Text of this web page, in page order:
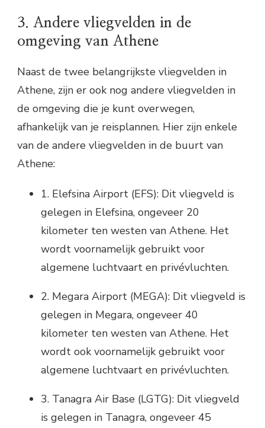
3. Andere vliegvelden in de
omgeving van Athene
Naast de twee belangrijkste vliegvelden in
Athene, zijn er ook nog andere vliegvelden in
de omgeving die je kunt overwegen,
afhankelijk van je reisplannen. Hier zijn enkele
van de andere vliegvelden in de buurt van
Athene:
1. Elefsina Airport (EFS): Dit vliegveld is
gelegen in Elefsina, ongeveer 20
kilometer ten westen van Athene. Het
wordt voornamelijk gebruikt voor
algemene luchtvaart en privévluchten.
2. Megara Airport (MEGA): Dit vliegveld is
gelegen in Megara, ongeveer 40
kilometer ten westen van Athene. Het
wordt ook voornamelijk gebruikt voor
algemene luchtvaart en privévluchten.
3. Tanagra Air Base (LGTG): Dit vliegveld
is gelegen in Tanagra, ongeveer 45